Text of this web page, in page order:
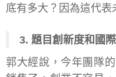
底有多大？因為這代表
3. 題目創新度和國
郭大經說，今年團隊